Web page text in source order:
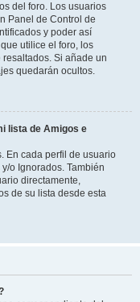
del foro. Los usuarios
Panel de Control de
y poder así
utilice el foro, los
Si añade un
quedarán ocultos.
lista de Amigos e
En cada perfil de usuario
o Ignorados. También
directamente,
de su lista desde esta